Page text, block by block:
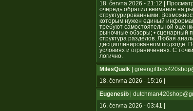
18. června 2026 - 21:12 |
очередь обратил внимание на
структурированными.
которым нужен единый
требуют самостоятельной
рыночные обзоры; • сценарный
структура разделов. Любая
дисциплинированном подходе.
условиях и ограничениях. С
логично.
MilesQualk |
18. června 2026 - 15:16 |
Eugenesib |
16. června 2026 - 03:41 |